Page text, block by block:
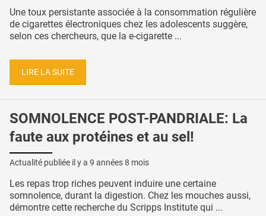
Une toux persistante associée à la consommation régulière
de cigarettes électroniques chez les adolescents suggère,
selon ces chercheurs, que la e-cigarette ...
LIRE LA SUITE
SOMNOLENCE POST-PANDRIALE: La
faute aux protéines et au sel!
Actualité publiée il y a 9 années 8 mois
Les repas trop riches peuvent induire une certaine
somnolence, durant la digestion. Chez les mouches aussi,
démontre cette recherche du Scripps Institute qui ...